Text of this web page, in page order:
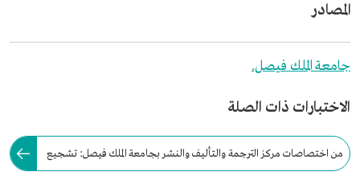
المصادر
جامعة الملك فيصل.
الاختبارات ذات الصلة
من اختصاصات مركز الترجمة والتأليف والنشر بجامعة الملك فيصل: تشجيع